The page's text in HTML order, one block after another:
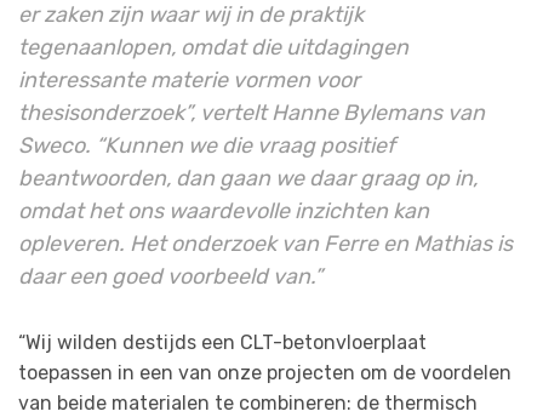
er zaken zijn waar wij in de praktijk
tegenaanlopen, omdat die uitdagingen
interessante materie vormen voor
thesisonderzoek”, vertelt Hanne Bylemans van
Sweco. “Kunnen we die vraag positief
beantwoorden, dan gaan we daar graag op in,
omdat het ons waardevolle inzichten kan
opleveren. Het onderzoek van Ferre en Mathias is
daar een goed voorbeeld van.”
“Wij wilden destijds een CLT-betonvloerplaat
toepassen in een van onze projecten om de voordelen
van beide materialen te combineren: de thermisch